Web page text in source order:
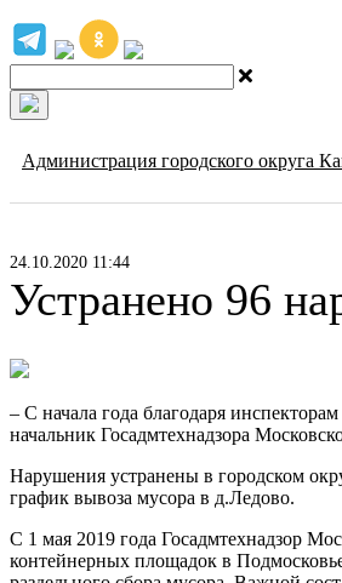
Администрация городского округа
24.10.2020 11:44
Устранено 96
– С начала года благодаря
начальник Госадмтехнадзора
Нарушения устранены в городском
график вывоза мусора в д.Ледово.
С 1 мая 2019 года Госадмтехнадзор
контейнерных площадок в